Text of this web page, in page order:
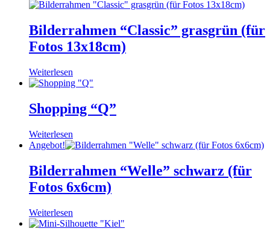
Bilderrahmen “Classic” grasgrün (für
Fotos 13x18cm)
Weiterlesen
Shopping “Q”
Weiterlesen
Angebot!
Bilderrahmen “Welle” schwarz (für
Fotos 6x6cm)
Weiterlesen